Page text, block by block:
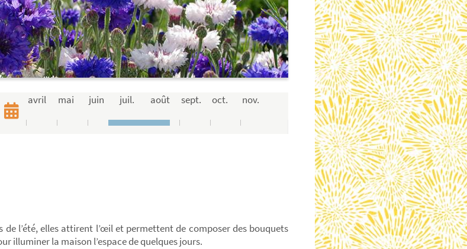
avril mai juin juil. août sept. oct. nov.
de l’été, elles attirent l’œil et permettent de composer des bouquets
illuminer la maison l’espace de quelques jours.